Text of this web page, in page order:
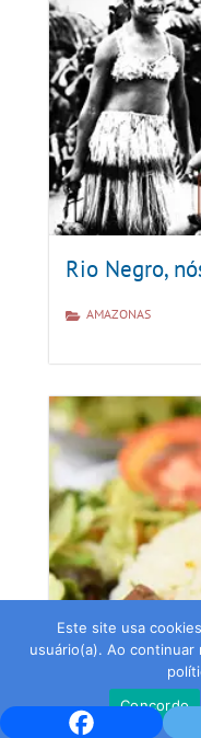
Rio Negro,
AMAZONAS
Este site usa
usuário(a). Ao continuar
Concordo